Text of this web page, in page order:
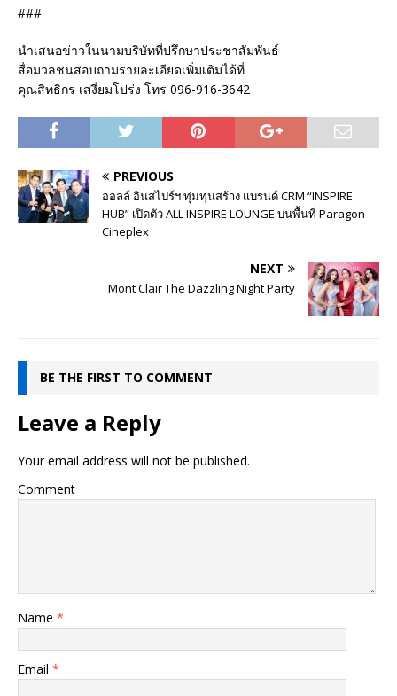
###
นำเสนอข่าวในนามบริษัทที่ปรึกษาประชาสัมพันธ์
สื่อมวลชนสอบถามรายละเอียดเพิ่มเติมได้ที่
คุณสิทธิกร เสงี่ยมโปร่ง โทร 096-916-3642
PREVIOUS
ออลล์ อินสไปร์ฯ ทุ่มทุนสร้าง แบรนด์ CRM “INSPIRE
HUB” เปิดตัว ALL INSPIRE LOUNGE บนพื้นที่ Paragon
Cineplex
NEXT
Mont Clair The Dazzling Night Party
BE THE FIRST TO COMMENT
Leave a Reply
Your email address will not be published.
Comment
Name *
Email *